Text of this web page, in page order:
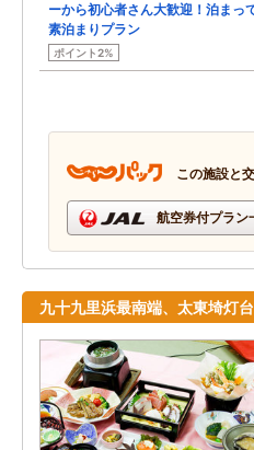
ーから初心者さん大歓迎！泊まっ
素泊まりプラン
ポイント2%
この施設と
航空券付プラン
九十九里浜最南端、太東埼灯